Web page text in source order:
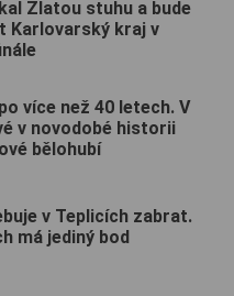
Zlatou stuhu a bude
Karlovarský kraj v
více než 40 letech. V
v novodobé historii
bělohubí
v Teplicích zabrat.
má jediný bod